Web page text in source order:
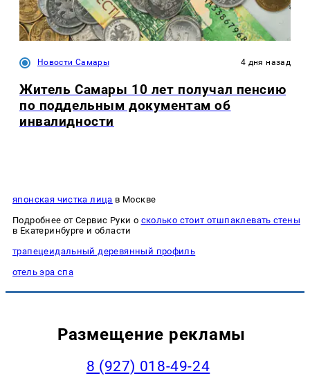
Новости Самары 4 дня назад
Житель Самары 10 лет получал пенсию
по поддельным документам об
инвалидности
японская чистка лица в Москве
Подробнее от Сервис Руки о сколько стоит отшпаклевать стены
в Екатеринбурге и области
трапецеидальный деревянный профиль
отель эра спа
Размещение рекламы
8 (927) 018-49-24